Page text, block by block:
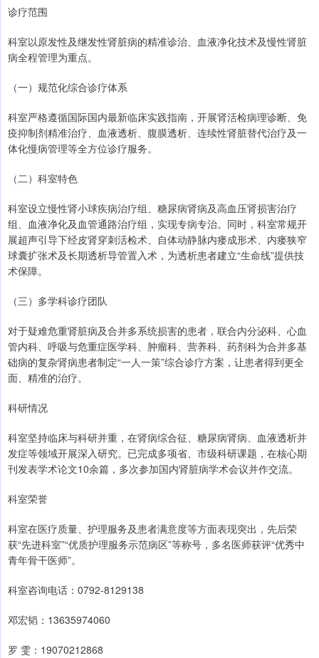
诊疗范围
科室以原发性及继发性肾脏病的精准诊治、血液净化技术及慢性肾脏
病全程管理为重点。
（一）规范化综合诊疗体系
科室严格遵循国际国内最新临床实践指南，开展肾活检病理诊断、免
疫抑制剂精准治疗、血液透析、腹膜透析、连续性肾脏替代治疗及一
体化慢病管理等全方位诊疗服务。
（二）科室特色
科室设立慢性肾小球疾病治疗组、糖尿病肾病及高血压肾损害治疗
组、血液净化及血管通路治疗组，实现专病专治。同时，科室常规开
展超声引导下经皮肾穿刺活检术、自体动静脉内瘘成形术、内瘘狭窄
球囊扩张术及长期透析导管置入术，为透析患者建立“生命线”提供技
术保障。
（三）多学科诊疗团队
对于疑难危重肾脏病及合并多系统损害的患者，联合内分泌科、心血
管内科、呼吸与危重症医学科、肿瘤科、营养科、药剂科为合并多基
础病的复杂肾病患者制定“一人一策”综合诊疗方案，让患者得到更全
面、精准的治疗。
科研情况
科室坚持临床与科研并重，在肾病综合征、糖尿病肾病、血液透析并
发症等领域开展深入研究。已完成多项省、市级科研课题，在核心期
刊发表学术论文10余篇，多次参加国内肾脏病学术会议并作交流。
科室荣誉
科室在医疗质量、护理服务及患者满意度等方面表现突出，先后荣
获“先进科室”“优质护理服务示范病区”等称号，多名医师获评“优秀中
青年骨干医师”。
科室咨询电话：0792-8129138
邓宏韬：13635974060
罗 雯：19070212868